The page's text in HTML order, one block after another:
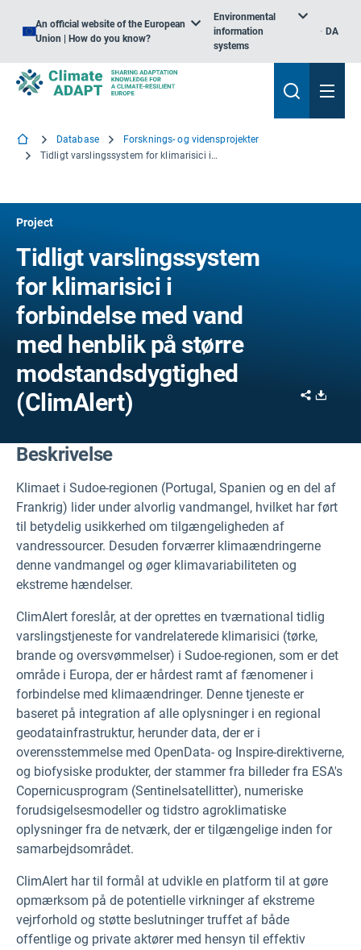
An official website of the European
Union | How do you know?
Environmental
information
systems
DA
Database
Forsknings- og vidensprojekter
Tidligt varslingssystem for klimarisici i forbindelse med vand med henblik på større modstandsdygtighed
Project
Tidligt varslingssystem
for klimarisici i
forbindelse med vand
med henblik på større
modstandsdygtighed
(ClimAlert)
Share
Beskrivelse
Klimaet i Sudoe-regionen (Portugal, Spanien og en del af
Frankrig) lider under alvorlig vandmangel, hvilket har ført
til betydelig usikkerhed om tilgængeligheden af
vandressourcer. Desuden forværrer klimaændringerne
denne vandmangel og øger klimavariabiliteten og
ekstreme hændelser.
ClimAlert foreslår, at der oprettes en tværnational tidlig
varslingstjeneste for vandrelaterede klimarisici (tørke,
brande og oversvømmelser) i Sudoe-regionen, som er det
område i Europa, der er hårdest ramt af fænomener i
forbindelse med klimaændringer. Denne tjeneste er
baseret på integration af alle oplysninger i en regional
geodatainfrastruktur, herunder data, der er i
overensstemmelse med OpenData- og Inspire-direktiverne,
og biofysiske produkter, der stammer fra billeder fra ESA's
Copernicusprogram (Sentinelsatellitter), numeriske
forudsigelsesmodeller og tidstro agroklimatiske
oplysninger fra de netværk, der er tilgængelige inden for
samarbejdsområdet.
ClimAlert har til formål at udvikle en platform til at gøre
opmærksom på de potentielle virkninger af ekstreme
vejrforhold og støtte beslutninger truffet af både
offentlige og private aktører med hensyn til effektiv